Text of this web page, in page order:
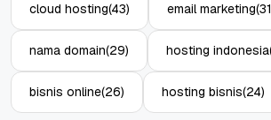
cloud hosting(43) email marketing
nama domain(29) hosting indonesia
bisnis online(26) hosting bisnis(24)